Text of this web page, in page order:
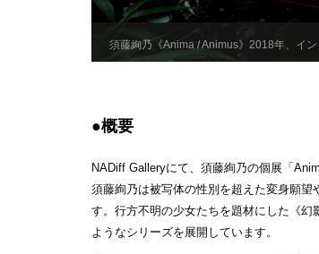
須藤絢乃《Anima / Animus》2018年、イン
●概要
NADiff Galleryにて、須藤絢乃の個展「
須藤絢乃は被写体の性別を超えた変⾝願
す。⾏⽅不明の少⼥たちを題材にした《
ようなシリーズを展開しています。